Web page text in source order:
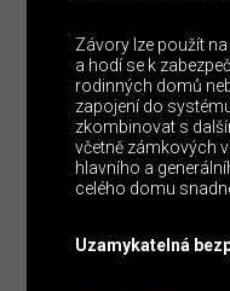
Závory lze použít
a hodí se k
rodinných domů
zapojení do
zkombinovat s
včetně zámkových
hlavního a
celého domu
Uzamykatelná